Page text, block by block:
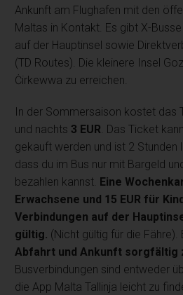
Ankunft am Flughafen mit den
Maltas in Kontakt. Es gibt X-
auf der Hauptinsel sowie
(TD Routes). Die kleinere Insel
Ċirkewwa zu erreichen.
In der Sommersaison kostet das
und nachts 3 EUR . Das Ticket
gekauft werden und ist 2 Stunden
dass du im Bus nur mit Bargeld
bezahlen kannst. Eine
Erwachsene und 15 EUR für
Verbindungen auf der
gültig. (Nicht gültig für die Fähre).
Abfahrt und Ankunft sorgfältig
Busverbindungen sind entweder
die App Malta Tallinja leicht zu